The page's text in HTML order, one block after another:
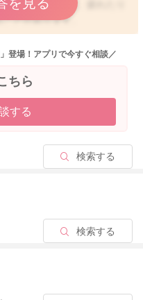
成なこともあり、疲れたり
とがあります。
ないので、あげ多分飲ん
つ伏せ遊びをしていただ
。
ついてきているとされま
ったら遊びの時間をちょ
登場！アプリで今すぐ相談／
ちら
する
検索する
検索する